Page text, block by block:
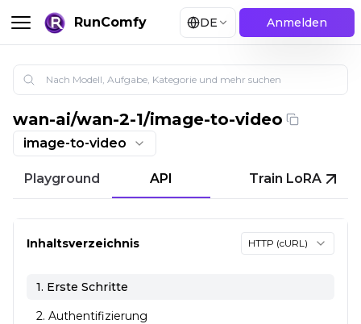
RunComfy DE Anmelden
Wan 2.1 KI Video Generator | Bild zu Video
wan-ai/wan-2-1/image-to-video
image-to-video
Playground API Train LoRA
Inhaltsverzeichnis HTTP (cURL)
1. Erste Schritte
2. Authentifizierung